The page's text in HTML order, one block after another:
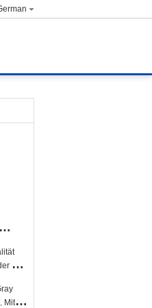
For
Mittel